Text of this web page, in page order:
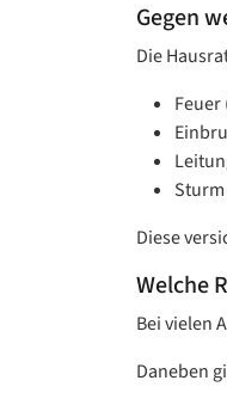
Gegen
Die
Diese
Welche
Bei vielen
Daneben